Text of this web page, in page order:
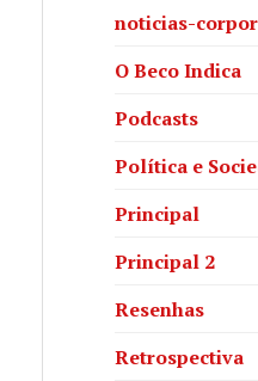
noticias-
O Beco Indica
Podcasts
Política e
Principal
Principal 2
Resenhas
Retrospectiva